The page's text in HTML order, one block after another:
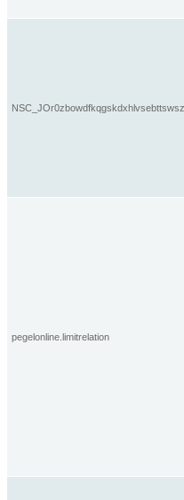
pegelonline.limitrelation